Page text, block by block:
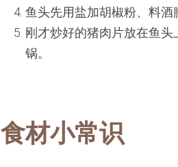
鱼头先用盐加胡椒粉、料酒
刚才炒好的猪肉片放在鱼
锅。
食材小常识